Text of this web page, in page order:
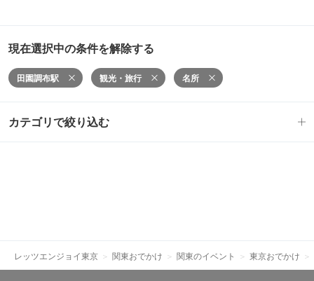
現在選択中の条件を解除する
田園調布駅 観光・旅行 名所
カテゴリで絞り込む
レッツエンジョイ東京 関東おでかけ 関東のイベント 東京おでかけ